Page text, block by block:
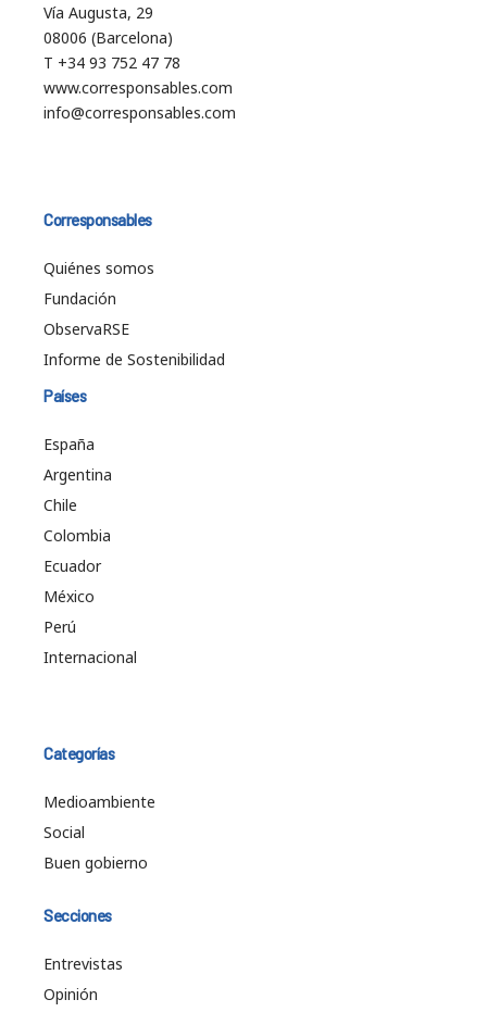
Vía Augusta, 29
08006 (Barcelona)
T +34 93 752 47 78
www.corresponsables.com
info@corresponsables.com
Corresponsables
Quiénes somos
Fundación
ObservaRSE
Informe de Sostenibilidad
Países
España
Argentina
Chile
Colombia
Ecuador
México
Perú
Internacional
Categorías
Medioambiente
Social
Buen gobierno
Secciones
Entrevistas
Opinión